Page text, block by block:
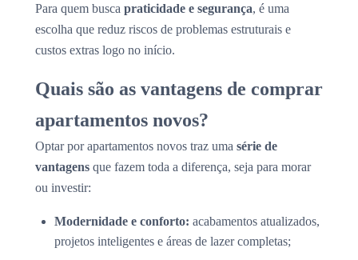
Para quem busca praticidade e segurança, é uma
escolha que reduz riscos de problemas estruturais e
custos extras logo no início.
Quais são as vantagens de comprar
apartamentos novos?
Optar por apartamentos novos traz uma série de
vantagens que fazem toda a diferença, seja para morar
ou investir:
Modernidade e conforto: acabamentos atualizados,
projetos inteligentes e áreas de lazer completas;